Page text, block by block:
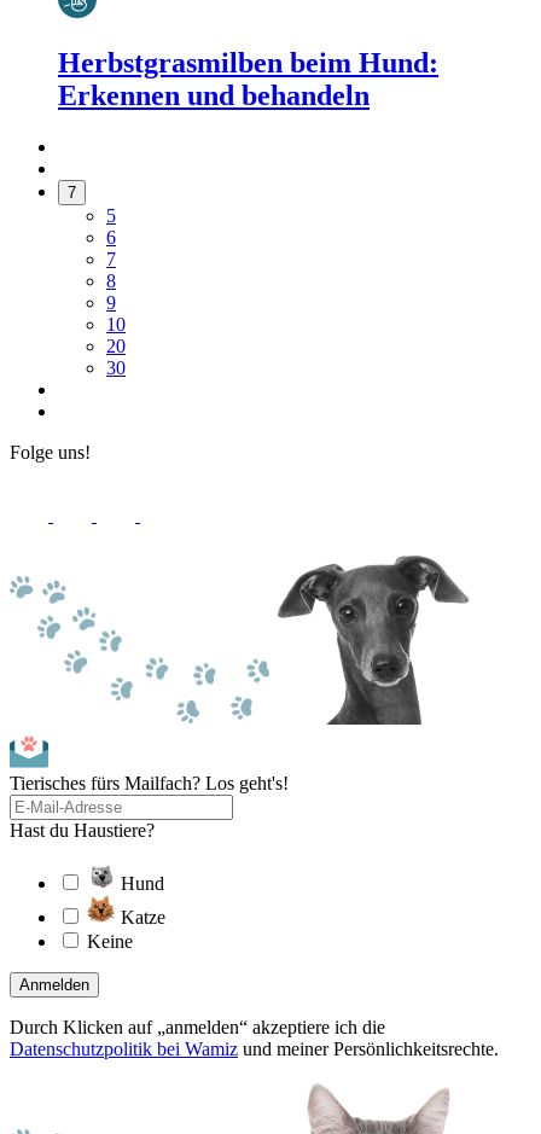
Herbstgrasmilben beim Hund:
Erkennen und behandeln
7
5
6
7
8
9
10
20
30
Folge uns!
Tierisches fürs Mailfach? Los geht's!
Hast du Haustiere?
Hund
Katze
Keine
Anmelden
Durch Klicken auf „anmelden“ akzeptiere ich die
Datenschutzpolitik bei Wamiz und meiner Persönlichkeitsrechte.